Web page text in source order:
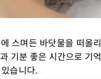
스며든 바닷물을 떠올
기분 좋은 시간으로 기
습니다.